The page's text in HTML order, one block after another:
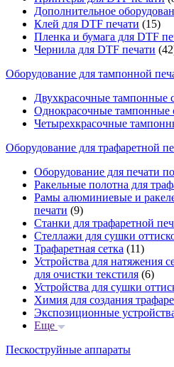
Дополнительное
Клей для DTF печати (15)
Пленка и бумага для DTF
Чернила для DTF печати
Оборудование для тампонной
Двухкрасочные тампонные
Однокрасочные тампонные
Четырехкрасочные
Оборудование для трафаретной
Оборудование для печати
Ракельные полотна для
Рамы алюминиевые и
печати (9)
Станки для трафаретной
Стеллажи для сушки
Трафаретная сетка (11)
Устройства для натяжения
для очистки текстиля (6)
Устройства для сушки
Химия для создания
Экспозиционные
Еще
Пескоструйные аппараты